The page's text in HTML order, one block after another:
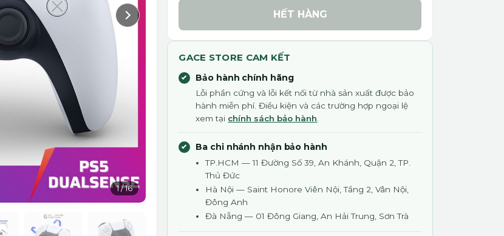
1/16
HẾT HÀNG
GACE STORE CAM KẾT
Bảo hành chính hãng
Lỗi phần cứng và lỗi kết nối từ nhà sản xuất được bảo
hành miễn phí. Điều kiện và các trường hợp ngoại lệ
xem tại chính sách bảo hành
Ba chi nhánh nhận bảo hành
TP.HCM — 11 Đường Số 39, An Khánh, Quận 2, TP.
Thủ Đức
Hà Nội — Saint Honore Viên Nội, Tầng 2, Vân Nội,
Đông Anh
Đà Nẵng — 01 Đông Giang, An Hải Trung, Sơn Trà